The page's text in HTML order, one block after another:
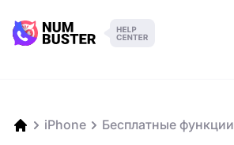
iPhone Бесплатные функции